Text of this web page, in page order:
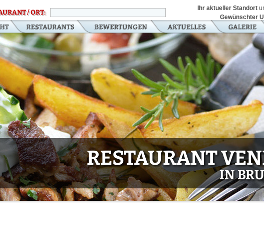
/ ORT:
Ihr aktueller Standort
Gewünschter
RESTAURANT
IN